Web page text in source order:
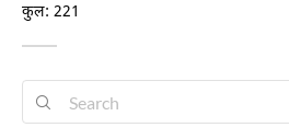
कुल: 221